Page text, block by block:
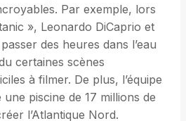
Par exemple, lors
», Leonardo DiCaprio et
des heures dans l’eau
certaines scènes
à filmer. De plus, l’équipe
piscine de 17 millions de
l’Atlantique Nord.